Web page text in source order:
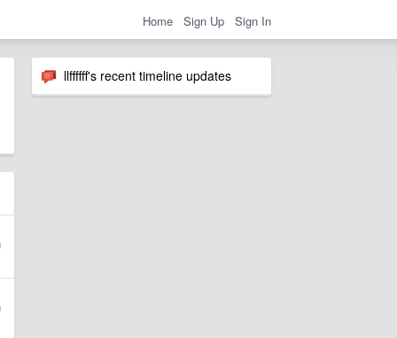
Home Sign Up Sign In
llffffff's recent timeline updates